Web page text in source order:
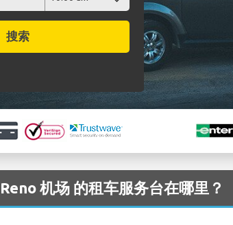
搜索
机场 的租车服务台在哪里？